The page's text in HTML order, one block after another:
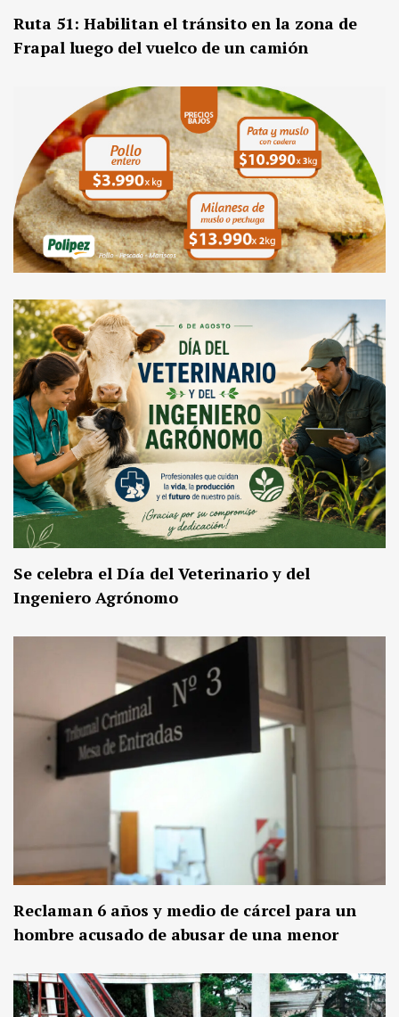
Ruta 51: Habilitan el tránsito en la zona de
Frapal luego del vuelco de un camión
Se celebra el Día del Veterinario y del
Ingeniero Agrónomo
Reclaman 6 años y medio de cárcel para un
hombre acusado de abusar de una menor